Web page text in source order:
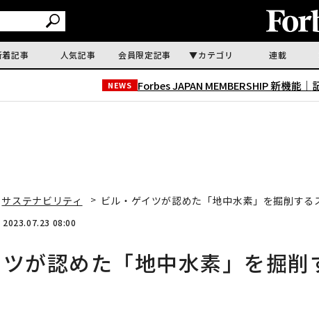
着記事 人気記事 会員限定記事 カテゴリ 連載
NEWS Forbes JAPAN MEMBERSHIP 新機能｜
サステナビリティ ビル・ゲイツが認めた「地中水素」を掘削する
2023.07.23 08:00
が認めた「地中水素」を掘削